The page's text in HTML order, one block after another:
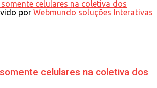
celulares na coletiva dos
por Webmundo soluções Interativas